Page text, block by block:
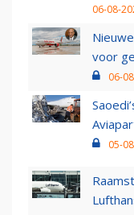
06-08-
voor
06-
05-